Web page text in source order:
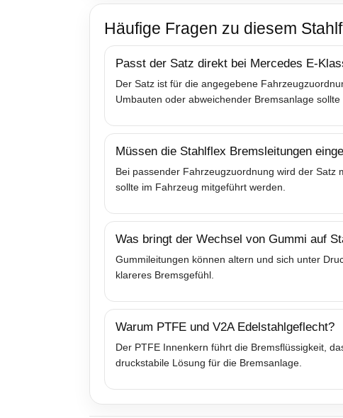
Häufige Fragen zu diesem
Passt der Satz direkt bei Mercedes E-
Der Satz ist für die angegebene
Umbauten oder abweichender Bremsanlage
Müssen die Stahlflex Bremsleitungen
Bei passender Fahrzeugzuordnung wird der Satz
sollte im Fahrzeug mitgeführt werden.
Was bringt der Wechsel von Gummi auf
Gummileitungen können altern und sich unter
klareres Bremsgefühl.
Warum PTFE und V2A Edelstahlgeflecht?
Der PTFE Innenkern führt die Bremsflüssigkeit,
druckstabile Lösung für die Bremsanlage.